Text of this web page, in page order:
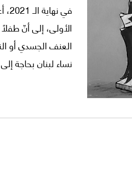
الأولى، إلى أنّ
العنف الجسدي أو
نساء لبنان بحاجة